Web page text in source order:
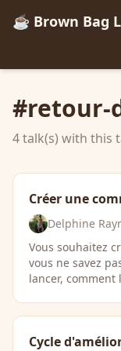
☕ Brown Bag
#retour-
4 talk(s) with this
Créer une
Delphine
Vous souhaitez
vous ne savez
lancer, comment
Cycle